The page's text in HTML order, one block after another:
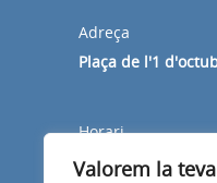
Valorem la
Adreça
Plaça de l'1
Horari
Dilluns a